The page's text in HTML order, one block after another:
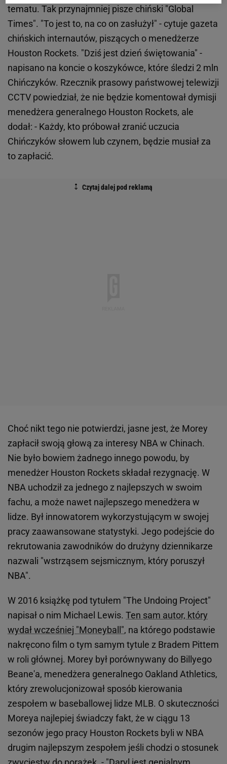
tematu. Tak przynajmniej pisze chiński "Global
Times". "To jest to, na co on zasłużył" - cytuje gazeta
chińskich internautów, piszących o menedżerze
Houston Rockets. "Dziś jest dzień świętowania" -
napisano na koncie o koszykówce, które śledzi 2 mln
Chińczyków. Rzecznik prasowy państwowej telewizji
CCTV powiedział, że nie będzie komentował dymisji
menedżera generalnego Houston Rockets, ale
dodał: - Każdy, kto próbował zranić uczucia
Chińczyków słowem lub czynem, będzie musiał za
to zapłacić.
Choć nikt tego nie potwierdzi, jasne jest, że Morey
zapłacił swoją głową za interesy NBA w Chinach.
Nie było bowiem żadnego innego powodu, by
menedżer Houston Rockets składał rezygnację. W
NBA uchodził za jednego z najlepszych w swoim
fachu, a może nawet najlepszego menedżera w
lidze. Był innowatorem wykorzystującym w swojej
pracy zaawansowane statystyki. Jego podejście do
rekrutowania zawodników do drużyny dziennikarze
nazwali "wstrząsem sejsmicznym, który poruszył
NBA".
W 2016 książkę pod tytułem "The Undoing Project"
napisał o nim Michael Lewis. Ten sam autor, który
wydał wcześniej "Moneyball", na którego podstawie
nakręcono film o tym samym tytule z Bradem Pittem
w roli głównej. Morey był porównywany do Billyego
Beane'a, menedżera generalnego Oakland Athletics,
który zrewolucjonizował sposób kierowania
zespołem w baseballowej lidze MLB. O skuteczności
Moreya najlepiej świadczy fakt, że w ciągu 13
sezonów jego pracy Houston Rockets byli w NBA
drugim najlepszym zespołem jeśli chodzi o stosunek